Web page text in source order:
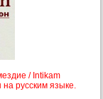
/ Intikam
русским языке.